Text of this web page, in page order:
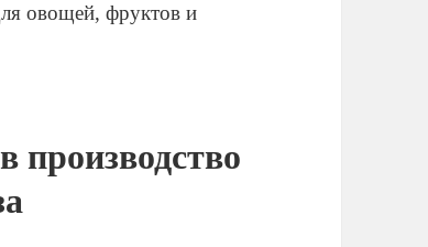
овощей, фруктов и
производство